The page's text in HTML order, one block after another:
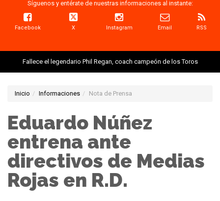
Síguenos y entérate de nuestras informaciones al instante:
Facebook X Instagram Email RSS
Fallece el legendario Phil Regan, coach campeón de los Toros
Inicio Informaciones Nota de Prensa
Eduardo Núñez
entrena ante
directivos de Medias
Rojas en R.D.